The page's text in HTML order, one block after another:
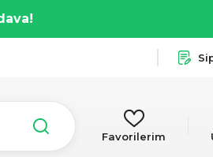
Favorilerim